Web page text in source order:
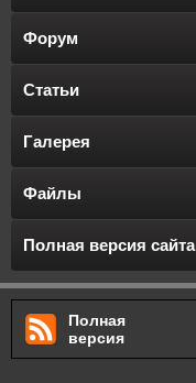
Форум
Статьи
Галерея
Файлы
Полная версия сайта
Полная
версия